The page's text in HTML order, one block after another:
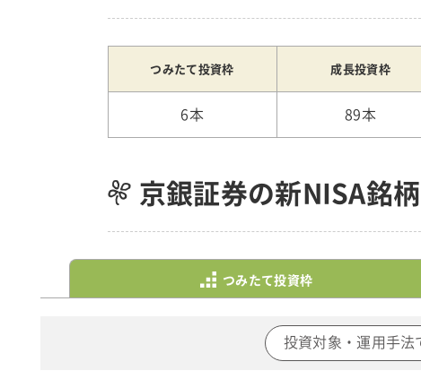
つみたて投資枠 成長投資枠
6本 89本
京銀証券の新NISA銘
つみたて投資枠
投資対象・運用手法